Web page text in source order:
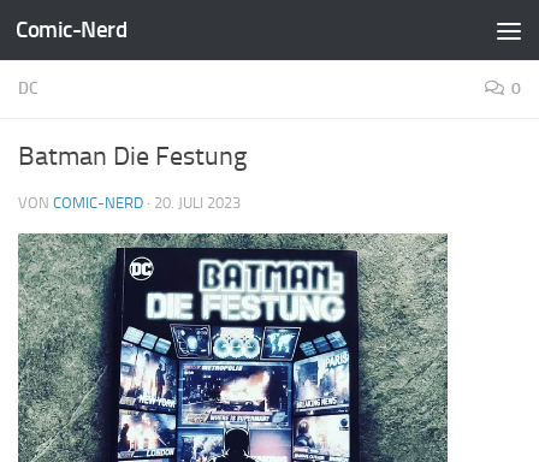
Zum Inhalt springen
Comic-Nerd
DC 0
Batman Die Festung
VON COMIC-NERD · 20. JULI 2023